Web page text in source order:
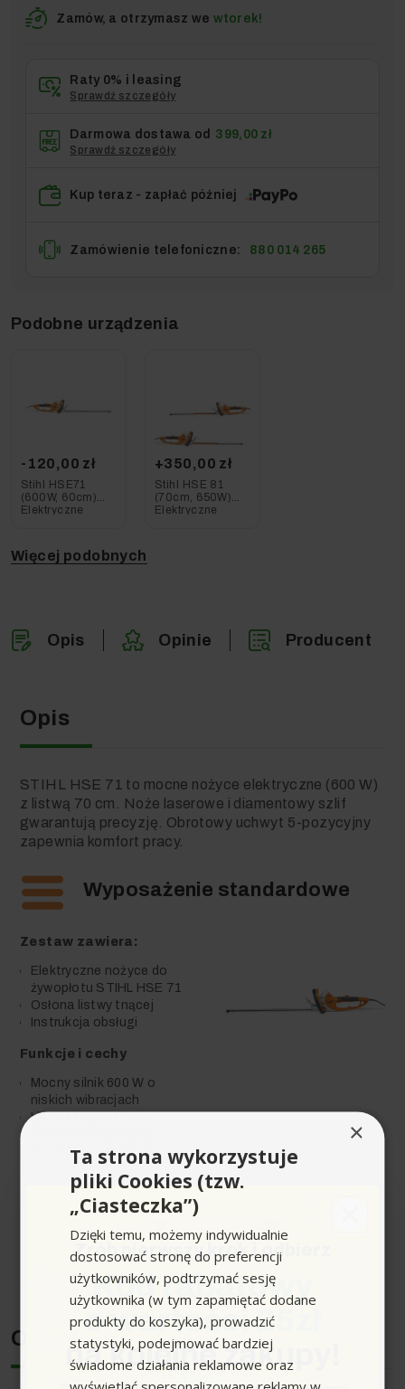
Zamów, a otrzymasz we wtorek!
Raty 0% i leasing
Sprawdź szczegóły
Darmowa dostawa od 399,00 zł
Sprawdź szczegóły
Kup teraz - zapłać później
Zamówienie telefoniczne: 880 014 265
Podobne urządzenia
-120,00 zł
Stihl HSE71
(600W, 60cm)
Elektryczne
+350,00 zł
Stihl HSE 81
(70cm, 650W)
Elektryczne
Więcej podobnych
Opis Opinie Producent
Opis
STIHL HSE 71 to mocne nożyce elektryczne (600 W)
z listwą 70 cm. Noże laserowe i diamentowy szlif
gwarantują precyzję. Obrotowy uchwyt 5-pozycyjny
zapewnia komfort pracy.
Wyposażenie standardowe
Zestaw zawiera:
Elektryczne nożyce do
żywopłotu STIHL HSE 71
Osłona listwy tnącej
Instrukcja obsługi
Funkcje i cechy
Mocny silnik 600 W o
niskich wibracjach
Listwa tnąca 70 cm
Obrotowy uchwyt (5
Wielofunkcyjny system
włączników (większy
Zaczep przewodu
elektrycznego
Zintegrowany podłokietnik
Laserowa precyzja i
diamentowy szlif
Opinie
×
Ta strona wykorzystuje
pliki Cookies (tzw.
„Ciasteczka”)
Dzięki temu, możemy indywidualnie
dostosować stronę do preferencji
użytkowników, podtrzymać sesję
użytkownika (w tym zapamiętać dodane
produkty do koszyka), prowadzić
statystyki, podejmować bardziej
świadome działania reklamowe oraz
wyświetlać spersonalizowane reklamy w
Zrób pierwszy krok i odbierz
Kod rabatowy
o wartości 25zł
na kolejne zakupy!